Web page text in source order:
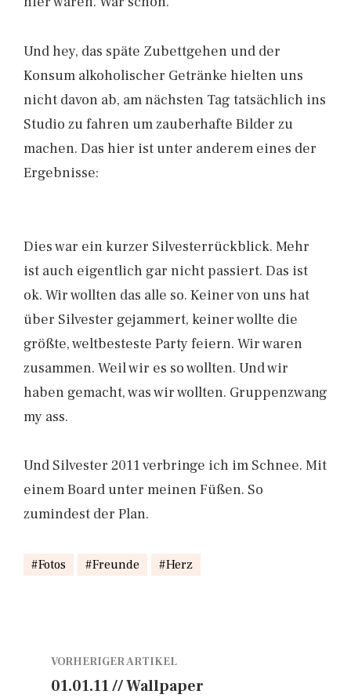
Und hey, das späte Zubettgehen und der
Konsum alkoholischer Getränke hielten uns
nicht davon ab, am nächsten Tag tatsächlich ins
Studio zu fahren um zauberhafte Bilder zu
machen. Das hier ist unter anderem eines der
Ergebnisse:
Dies war ein kurzer Silvesterrückblick. Mehr
ist auch eigentlich gar nicht passiert. Das ist
ok. Wir wollten das alle so. Keiner von uns hat
über Silvester gejammert, keiner wollte die
größte, weltbesteste Party feiern. Wir waren
zusammen. Weil wir es so wollten. Und wir
haben gemacht, was wir wollten. Gruppenzwang
my ass.
Und Silvester 2011 verbringe ich im Schnee. Mit
einem Board unter meinen Füßen. So
zumindest der Plan.
Fotos Freunde Herz
VORHERIGER ARTIKEL
01.01.11 // Wallpaper